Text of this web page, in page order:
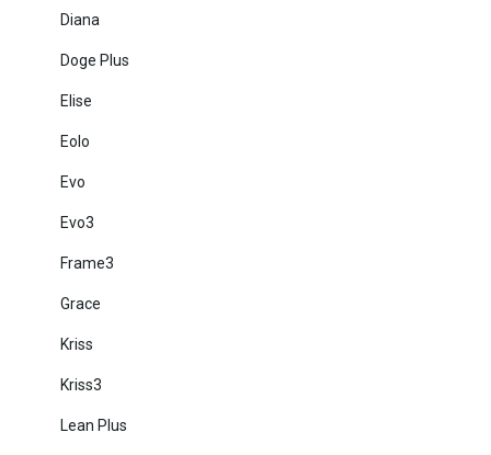
Diana
Doge Plus
Elise
Eolo
Evo
Evo3
Frame3
Grace
Kriss
Kriss3
Lean Plus